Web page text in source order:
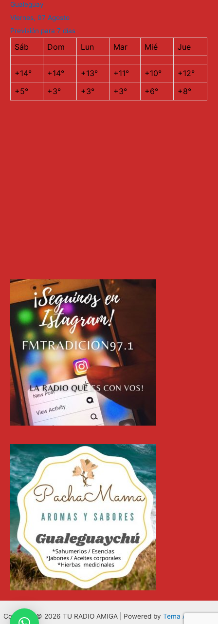
Gualeguay
Viernes, 07 Agosto
Previsión para 7 días
Sáb Dom Lun Mar Mié Jue
+14° +14° +13° +11° +10° +12°
+5° +3° +3° +3° +6° +8°
Copyright © 2026 TU RADIO AMIGA | Powered by Tema Astra para